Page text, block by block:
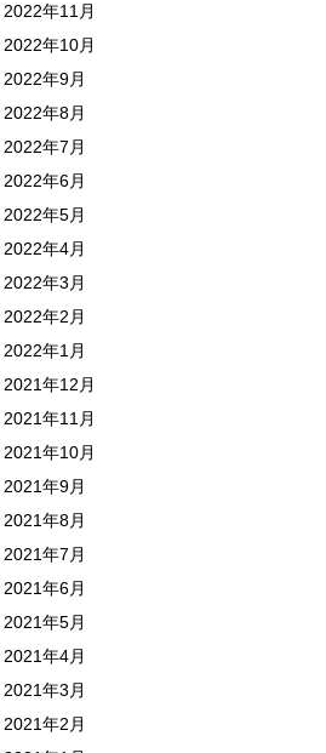
2022年11月
2022年10月
2022年9月
2022年8月
2022年7月
2022年6月
2022年5月
2022年4月
2022年3月
2022年2月
2022年1月
2021年12月
2021年11月
2021年10月
2021年9月
2021年8月
2021年7月
2021年6月
2021年5月
2021年4月
2021年3月
2021年2月